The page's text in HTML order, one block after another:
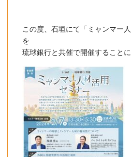
この度、 石垣にて「ミャンマー
を
琉球銀行と共催で開催することに